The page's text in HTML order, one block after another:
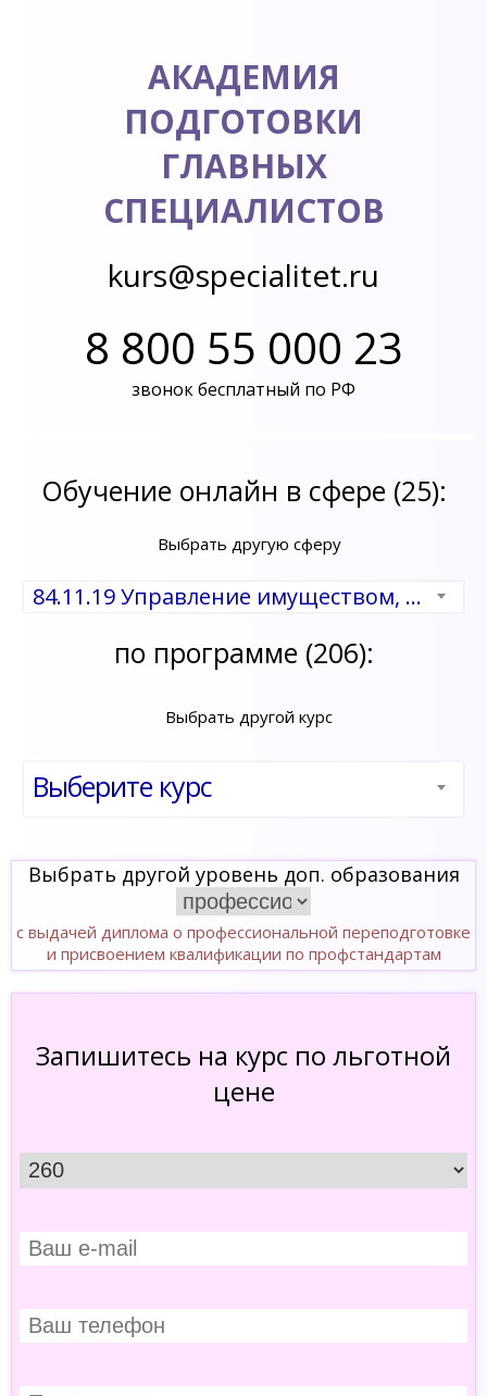
АКАДЕМИЯ
ПОДГОТОВКИ
ГЛАВНЫХ
СПЕЦИАЛИСТОВ
kurs@specialitet.ru
8 800 55 000 23
звонок бесплатный по РФ
Обучение онлайн в сфере (25):
Выбрать другую сферу
84.11.19 Управление имуществом, земельными и другими ресурсами
по программе (206):
Выбрать другой курс
Выберите курс
Выбрать другой уровень доп. образования
с выдачей диплома о профессиональной переподготовке
и присвоением квалификации по профстандартам
Запишитесь на курс по льготной
цене